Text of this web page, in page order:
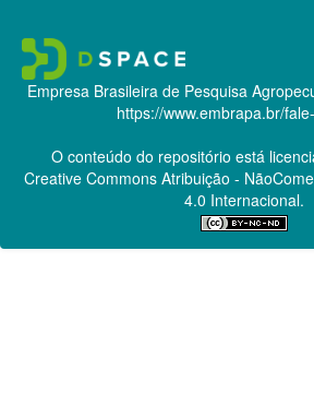
Empresa Brasileira de Pesquisa
https://www.embrapa.br/
O conteúdo do repositório está
Creative CommonsAtribuição -
4.0 Internacional.